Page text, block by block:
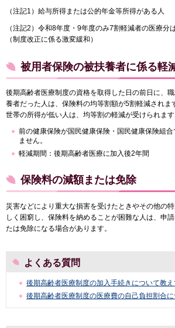
（注記1）給与所得または公的年金等所得がある人
（注記2）令和8年度・9年度のみ7割軽減者の医療分
（制度改正に係る激変緩和）
被用者保険の被扶養者に係る軽
後期高齢者医療制度の資格を取得した日の前日に、
養者だった人は、保険料の均等割額が5割軽減されま
世帯の所得が低い人は、均等割の軽減が受けられます
前の健康保険が国民健康保険・国民健康保険組
ません。
軽減期間：後期高齢者医療に加入後2年間
保険料の減額または免除
災害などにより重大な損害を受けたときやその他の
しく困窮し、保険料を納めることが困難な人は、申
たは免除になる場合があります。
よくある質問
後期高齢者医療制度の加入手続きについて教
後期高齢者医療制度の医療費の自己負担割合